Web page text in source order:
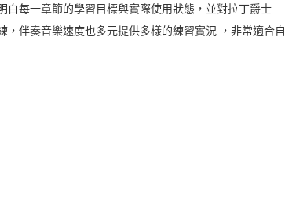
每一章節的學習目標與實際使用狀態，並對拉丁爵士
伴奏音樂速度也多元提供多樣的練習實況 ，非常適合自